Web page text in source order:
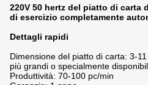
220V 50 hertz del piatto di carta
di esercizio completamente
Dettagli rapidi
Dimensione del piatto di carta: 3-
più grandi o specialmente
Produttività: 70-100 pc/min